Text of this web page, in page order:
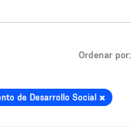
Ordenar por
de Desarrollo Social